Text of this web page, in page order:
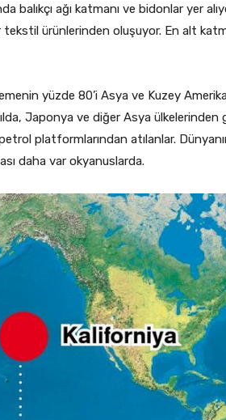
balıkçı ağı katmanı ve bidonlar yer
ürünlerinden oluşuyor. En alt
yüzde 80’i Asya ve Kuzey
Japonya ve diğer Asya ülkelerinden
platformlarından atılanlar.
daha var okyanuslarda.